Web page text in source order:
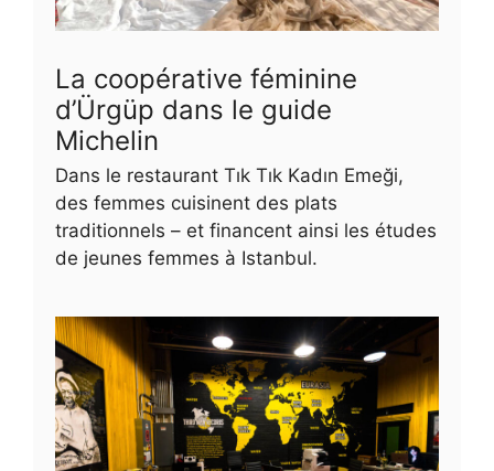
La coopérative féminine
d’Ürgüp dans le guide
Michelin
Dans le restaurant Tık Tık Kadın Emeği,
des femmes cuisinent des plats
traditionnels – et financent ainsi les études
de jeunes femmes à Istanbul.